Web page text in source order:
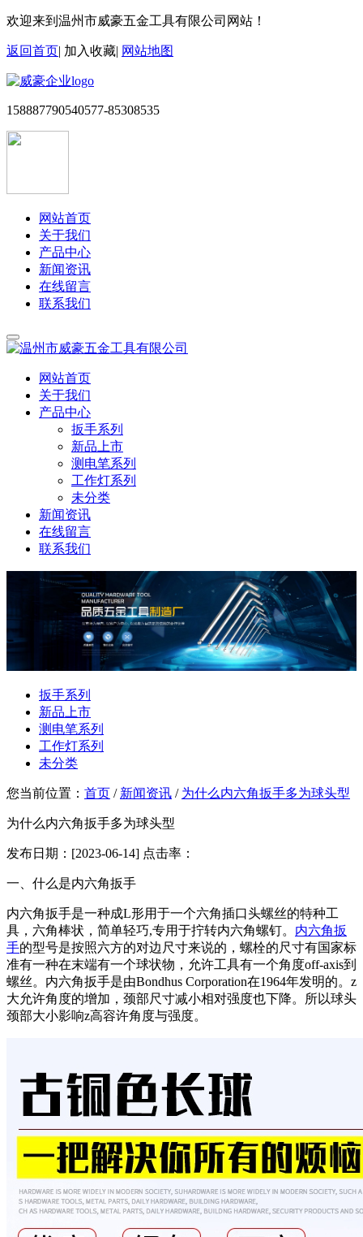
欢迎来到温州市威豪五金工具有限公司网站！
返回首页| 加入收藏| 网站地图
158887790540577-85308535
网站首页
关于我们
产品中心
新闻资讯
在线留言
联系我们
网站首页
关于我们
产品中心
扳手系列
新品上市
测电笔系列
工作灯系列
未分类
新闻资讯
在线留言
联系我们
扳手系列
新品上市
测电笔系列
工作灯系列
未分类
您当前位置： 首页 / 新闻资讯 / 为什么内六角扳手多为球头型
为什么内六角扳手多为球头型
发布日期：[2023-06-14] 点击率：
一、什么是内六角扳手
内六角扳手是一种成L形用于一个六角插口头螺丝的特种工
具，六角棒状，简单轻巧,专用于拧转内六角螺钉。 内六角扳
手的型号是按照六方的对边尺寸来说的，螺栓的尺寸有国家标
准有一种在末端有一个球状物，允许工具有一个角度off-axis到
螺丝。内六角扳手是由Bondhus Corporation在1964年发明的。z
大允许角度的增加，颈部尺寸减小相对强度也下降。所以球头
颈部大小影响z高容许角度与强度。